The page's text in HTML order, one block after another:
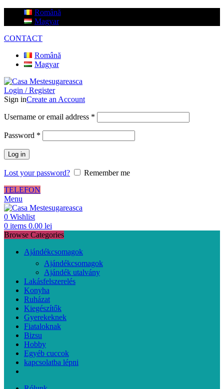
Română
Magyar
CONTACT
Română
Magyar
Login / Register
Sign inCreate an Account
Username or email address *
Password *
Log in
Lost your password?
Remember me
TELEFON
Menu
0 Wishlist
0 items 0.00 lei
Browse Categories
Ajándékcsomagok
Ajándékcsomagok
Ajándék utalvány
Lakásfelszerelés
Konyha
Ruházat
Kiegészítők
Gyerekeknek
Fiataloknak
Bizsu
Hobby
Egyéb cuccok
kapcsolatba lépni